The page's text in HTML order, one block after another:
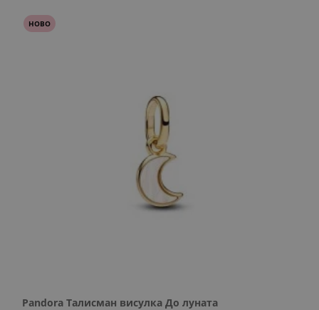
НОВО
Pandora Талисман висулка До луната